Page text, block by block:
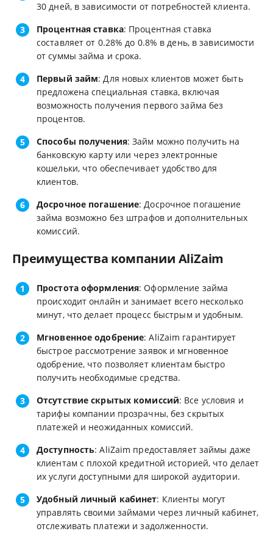
30 дней, в зависимости от потребностей клиента.
Процентная ставка: Процентная ставка
составляет от 0.28% до 0.8% в день, в зависимости
от суммы займа и срока.
Первый займ: Для новых клиентов может быть
предложена специальная ставка, включая
возможность получения первого займа без
процентов.
Способы получения: Займ можно получить на
банковскую карту или через электронные
кошельки, что обеспечивает удобство для
клиентов.
Досрочное погашение: Досрочное погашение
займа возможно без штрафов и дополнительных
комиссий.
Преимущества компании AliZaim
Простота оформления: Оформление займа
происходит онлайн и занимает всего несколько
минут, что делает процесс быстрым и удобным.
Мгновенное одобрение: AliZaim гарантирует
быстрое рассмотрение заявок и мгновенное
одобрение, что позволяет клиентам быстро
получить необходимые средства.
Отсутствие скрытых комиссий: Все условия и
тарифы компании прозрачны, без скрытых
платежей и неожиданных комиссий.
Доступность: AliZaim предоставляет займы даже
клиентам с плохой кредитной историей, что делает
их услуги доступными для широкой аудитории.
Удобный личный кабинет: Клиенты могут
управлять своими займами через личный кабинет,
отслеживать платежи и задолженности.